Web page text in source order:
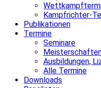
Kampfrichter-
Publikationen
Termine
Seminare
Ausbildungen,
Alle Termine
Downloads